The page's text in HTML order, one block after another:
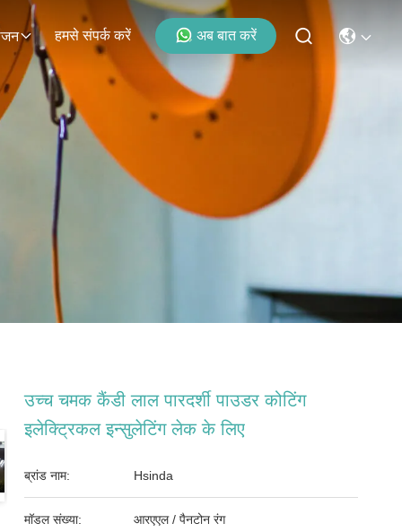
हमसे संपर्क करें अब बात करें
उच्च चमक कैंडी लाल पारदर्शी पाउडर कोटिंग
इलेक्ट्रिकल इन्सुलेटिंग लेक के लिए
ब्रांड नाम: Hsinda
मॉडल संख्या: आरएएल / पैनटोन रंग